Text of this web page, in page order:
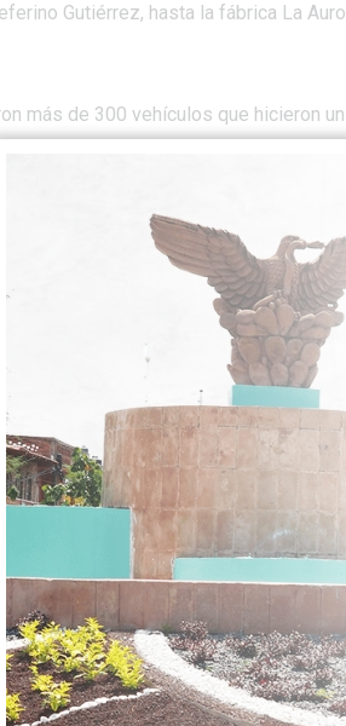
Gutiérrez, hasta la fábrica La
más de 300 vehículos que hicieron
caravanas en San Francisco
Twitter Reddit Pinterest
avioneta en
costa en